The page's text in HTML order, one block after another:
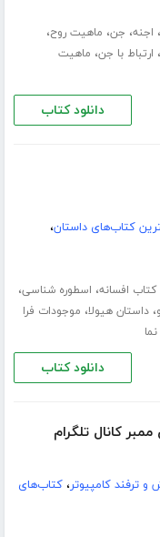
، اجنه، جن، ماهیت روح،
، ارتباط با جن، ماهیت
دانلود کتاب
کتاب‌های داستان،
کتاب افسانه، اسطوره شناسی،
،داستان هیولا، موجودات فرا
دانلود کتاب
ترفند کامپیوتر،کتاب‌های